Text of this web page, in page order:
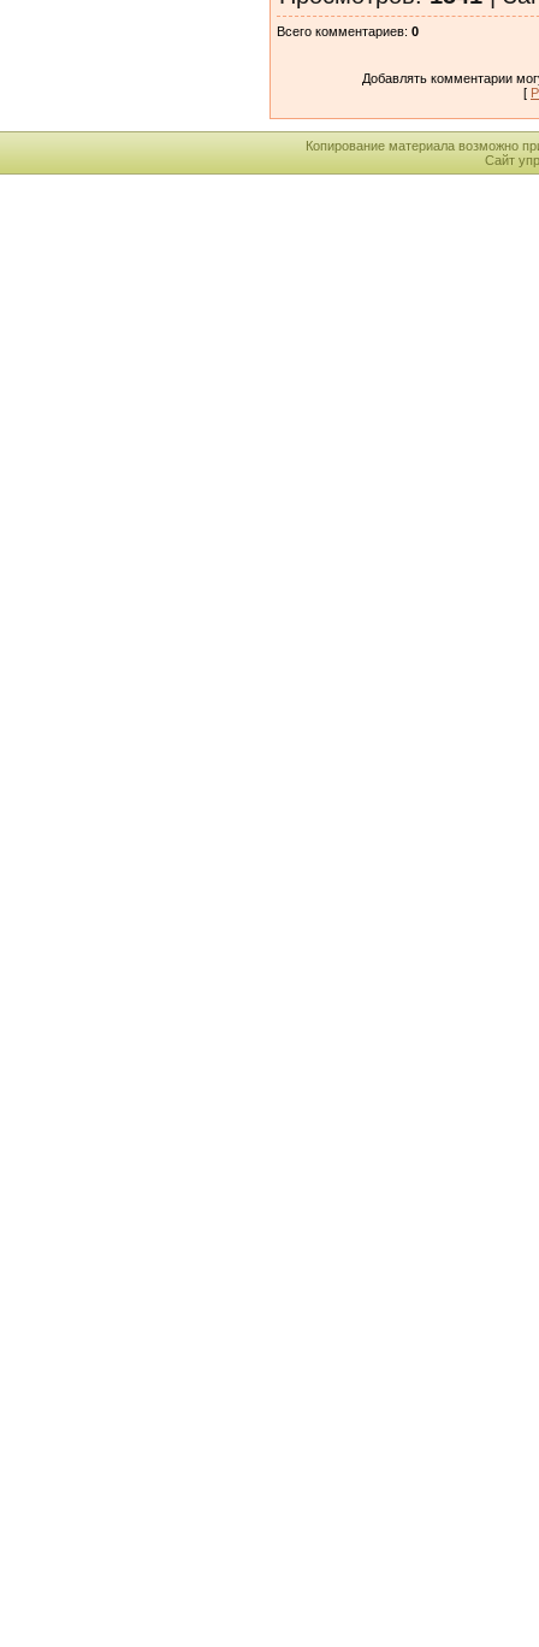
Всего комментариев: 0
Добавлять комментарии
[
Копирование материала возможно
Сайт